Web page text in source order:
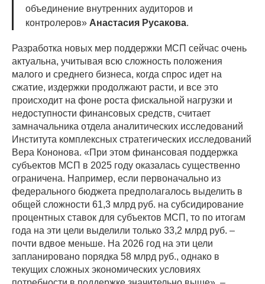
объединение внутренних аудиторов и
контролеров» Анастасия Русакова.
Разработка новых мер поддержки МСП сейчас очень
актуальна, учитывая всю сложность положения
малого и среднего бизнеса, когда спрос идет на
сжатие, издержки продолжают расти, и все это
происходит на фоне роста фискальной нагрузки и
недоступности финансовых средств, считает
замначальника отдела аналитических исследований
Института комплексных стратегических исследований
Вера Кононова. «При этом финансовая поддержка
субъектов МСП в 2025 году оказалась существенно
ограничена. Например, если первоначально из
федерального бюджета предполагалось выделить в
общей сложности 61,3 млрд руб. на субсидирование
процентных ставок для субъектов МСП, то по итогам
года на эти цели выделили только 33,2 млрд руб. –
почти вдвое меньше. На 2026 год на эти цели
запланировано порядка 58 млрд руб., однако в
текущих сложных экономических условиях